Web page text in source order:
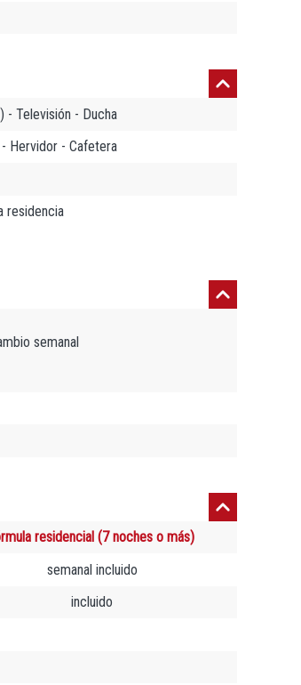
- Televisión - Ducha
Hervidor - Cafetera
residencia
semanal
residencial (7 noches o más)
semanal incluido
incluido